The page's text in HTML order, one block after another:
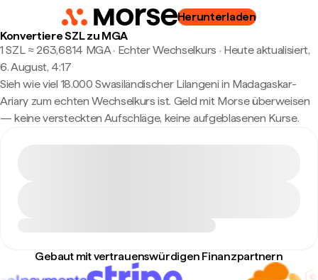
Herunterladen
Konvertiere SZL zu MGA
1 SZL ≈ 263,6814 MGA · Echter Wechselkurs · Heute aktualisiert,
6. August, 4:17
Sieh wie viel 18.000 Swasiländischer Lilangeni in Madagaskar-
Ariary zum echten Wechselkurs ist. Geld mit Morse überweisen
— keine versteckten Aufschläge, keine aufgeblasenen Kurse.
Gebaut mit vertrauenswürdigen Finanzpartnern